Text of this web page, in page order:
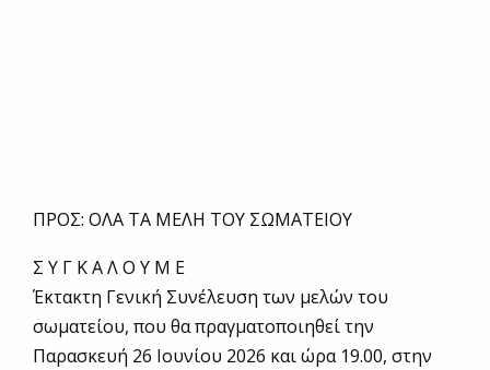
ΠΡΟΣ: ΟΛΑ ΤΑ ΜΕΛΗ ΤΟΥ ΣΩΜΑΤΕΙΟΥ
Σ Υ Γ Κ Α Λ Ο Υ Μ Ε
Έκτακτη Γενική Συνέλευση των μελών του
σωματείου, που θα πραγματοποιηθεί την
Παρασκευή 26 Ιουνίου 2026 και ώρα 19.00, στην